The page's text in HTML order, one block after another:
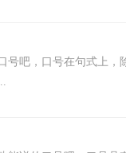
吧，口号在句式上，